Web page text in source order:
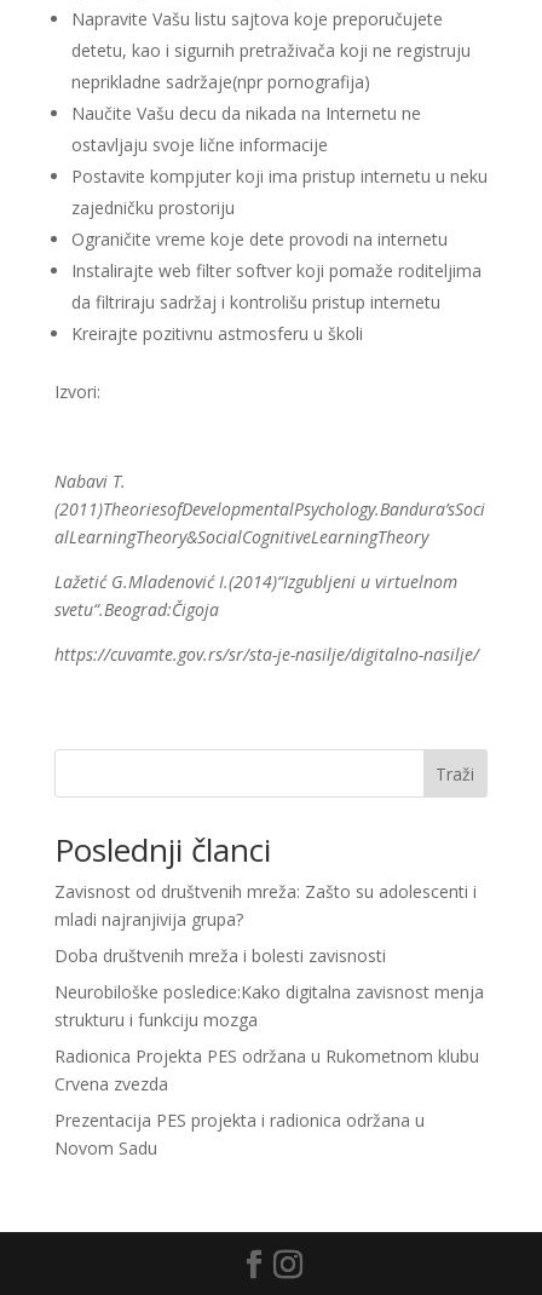
Napravite Vašu listu sajtova koje preporučujete
detetu, kao i sigurnih pretraživača koji ne registruju
neprikladne sadržaje(npr pornografija)
Naučite Vašu decu da nikada na Internetu ne
ostavljaju svoje lične informacije
Postavite kompjuter koji ima pristup internetu u neku
zajedničku prostoriju
Ograničite vreme koje dete provodi na internetu
Instalirajte web filter softver koji pomaže roditeljima
da filtriraju sadržaj i kontrolišu pristup internetu
Kreirajte pozitivnu astmosferu u školi
Izvori:
Nabavi T.
(2011)TheoriesofDevelopmentalPsychology.Bandura’sSoci
alLearningTheory&SocialCognitiveLearningTheory
Lažetić G.Mladenović I.(2014)“Izgubljeni u virtuelnom
svetu“.Beograd:Čigoja
https://cuvamte.gov.rs/sr/sta-je-nasilje/digitalno-nasilje/
Traži
Poslednji članci
Zavisnost od društvenih mreža: Zašto su adolescenti i
mladi najranjivija grupa?
Doba društvenih mreža i bolesti zavisnosti
Neurobiloške posledice:Kako digitalna zavisnost menja
strukturu i funkciju mozga
Radionica Projekta PES održana u Rukometnom klubu
Crvena zvezda
Prezentacija PES projekta i radionica održana u
Novom Sadu